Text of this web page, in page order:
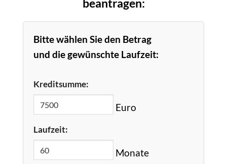
beantragen:
Bitte wählen Sie den Betrag
und die gewünschte Laufzeit:
Kreditsumme:
Euro
Laufzeit:
Monate